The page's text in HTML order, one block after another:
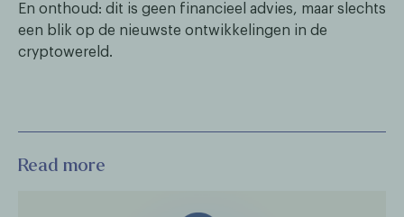
En onthoud: dit is geen financieel advies, maar slechts
een blik op de nieuwste ontwikkelingen in de
cryptowereld.
Read more